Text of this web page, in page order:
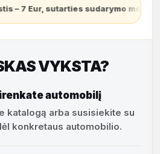
sudarymo mokestis – 3,9%
VYKSTA?
automobilį
katalogą arba susisiekite su
konkretaus automobilio.